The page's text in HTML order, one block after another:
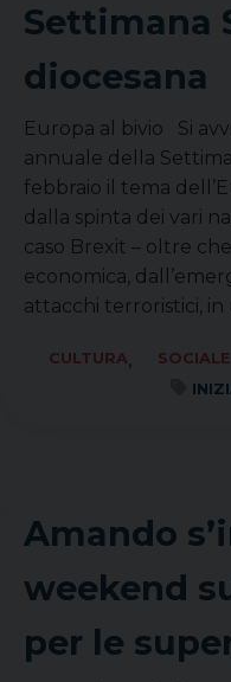
Settimana
diocesana
Europa al bivio Si
annuale della
febbraio il tema
dalla spinta dei vari
caso Brexit – oltre
economica,
attacchi terroristici,
CULTURA,
Amando
weekend
per le